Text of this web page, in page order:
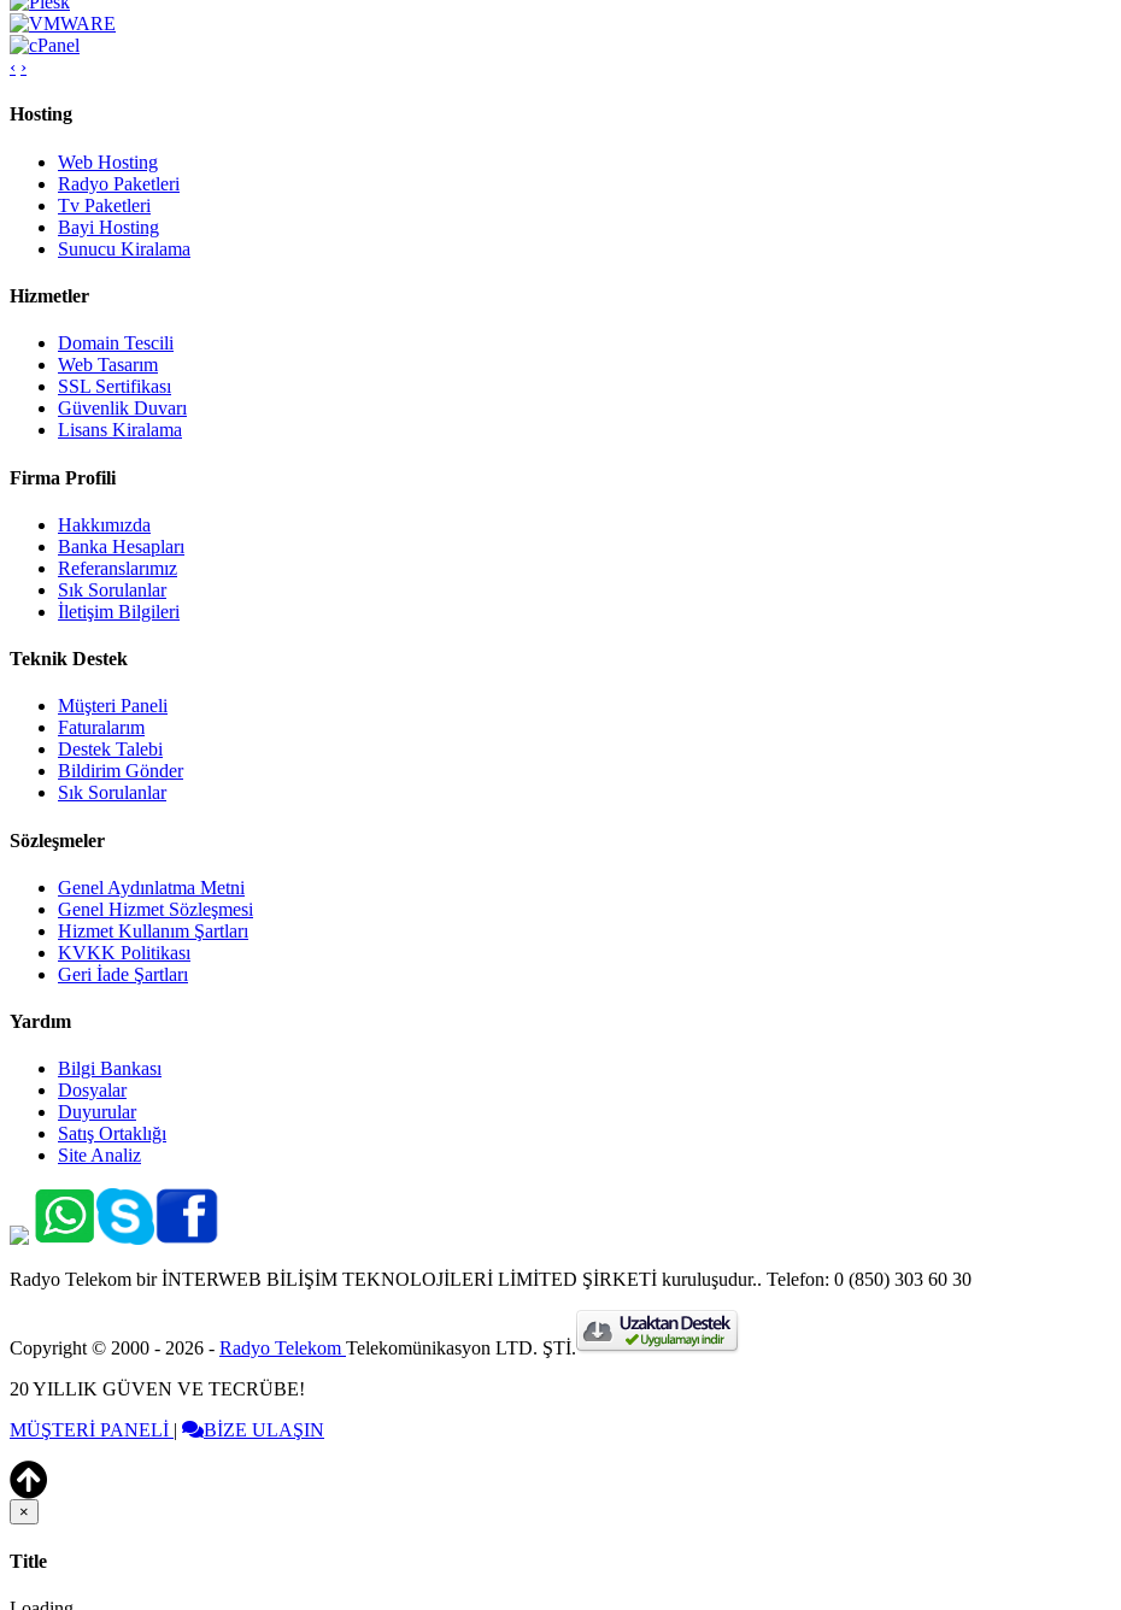
‹ ›
Hosting
Web Hosting
Radyo Paketleri
Tv Paketleri
Bayi Hosting
Sunucu Kiralama
Hizmetler
Domain Tescili
Web Tasarım
SSL Sertifikası
Güvenlik Duvarı
Lisans Kiralama
Firma Profili
Hakkımızda
Banka Hesapları
Referanslarımız
Sık Sorulanlar
İletişim Bilgileri
Teknik Destek
Müşteri Paneli
Faturalarım
Destek Talebi
Bildirim Gönder
Sık Sorulanlar
Sözleşmeler
Genel Aydınlatma Metni
Genel Hizmet Sözleşmesi
Hizmet Kullanım Şartları
KVKK Politikası
Geri İade Şartları
Yardım
Bilgi Bankası
Dosyalar
Duyurular
Satış Ortaklığı
Site Analiz
Radyo Telekom bir İNTERWEB BİLİŞİM TEKNOLOJİLERİ LİMİTED ŞİRKETİ kuruluşudur.. Telefon: 0 (850) 303 60 30
Copyright © 2000 - 2026 - Radyo Telekom Telekomünikasyon LTD. ŞTİ.
20 YILLIK GÜVEN VE TECRÜBE!
MÜŞTERİ PANELİ | BİZE ULAŞIN
×
Close
Title